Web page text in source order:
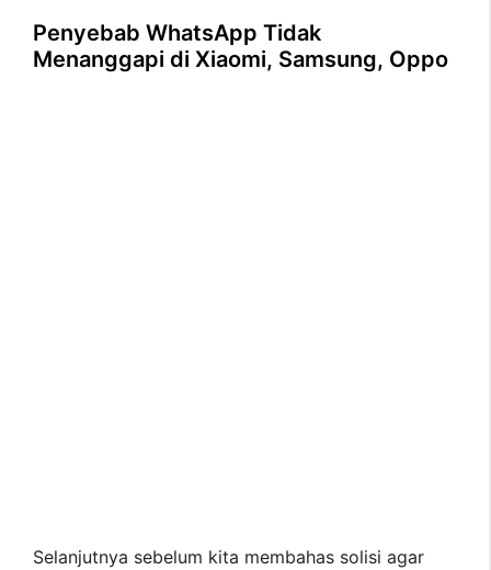
Penyebab WhatsApp Tidak
Menanggapi di Xiaomi, Samsung, Oppo
Selanjutnya sebelum kita membahas solisi agar